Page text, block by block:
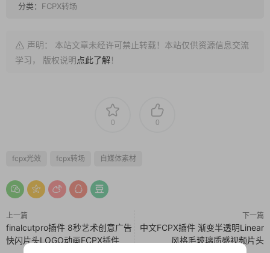
分类： FCPX转场
声明： 本站文章未经许可禁止转载！本站仅供资源信息交流
学习， 版权说明点此了解！
0 0
fcpx光效 fcpx转场 自媒体素材
上一篇
finalcutpro插件 8秒艺术创意广告
快闪片头LOGO动画FCPX插件
下一篇
中文FCPX插件 渐变半透明Linear
风格毛玻璃质感视频片头